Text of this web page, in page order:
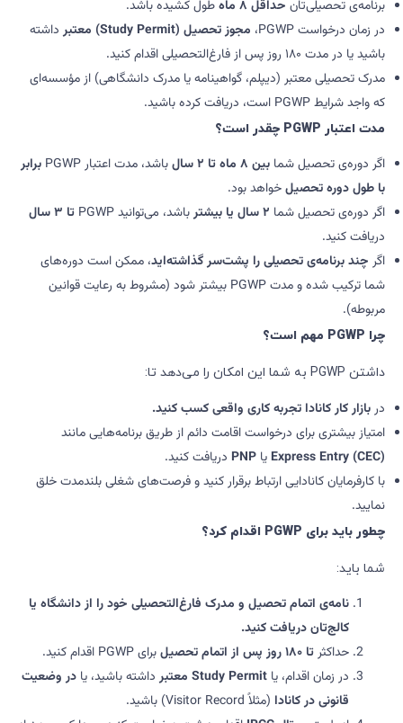
برنامه‌ی تحصیلی‌تان حداقل ۸ماهطول کشیده باشد.
در زمان درخواست PGWP،
مجوز تحصیل(Study Permit) معتبرداشته
باشید یا در مدت ۱۸۰ روز پس از فارغ‌التحصیلی اقدام کنید.
مدرک تحصیلی معتبر (دیپلم، گواهینامه یا مدرک دانشگاهی) از مؤسسه‌ای
که واجد شرایط PGWP است، دریافت کرده باشید.
مدت اعتبارPGWP چقدر است؟
اگر دوره‌ی تحصیل شما بین ۸ماه تا ۲سالباشد، مدت اعتبار PGWP
برابر
با طول دوره تحصیلخواهد بود.
اگر دوره‌ی تحصیل شما ۲ سال یا بیشترباشد، می‌توانید PGWP تا ۳سال
دریافت کنید.
اگر چند برنامه‌ی تحصیلی را پشت‌سر گذاشته‌اید، ممکن است دوره‌های
شما ترکیب شده و مدت PGWP بیشتر شود (مشروط به رعایت قوانین
مربوطه).
چراPGWP
مهم است؟
داشتن PGWP به شما این امکان را می‌دهد تا:
دربازار کار کانادا تجربه کاری واقعی کسب کنید.
امتیاز بیشتری برای درخواست اقامت دائم از طریق برنامه‌هایی مانند
Express Entry (CEC)یا PNPدریافت کنید.
با کارفرمایان کانادایی ارتباط برقرار کنید و فرصت‌های شغلی بلندمدت خلق
نمایید.
چطور باید برایPGWP
اقدام کرد؟
شما باید:
نامه‌ی اتمام تحصیل و مدرک فارغ‌التحصیلی خود را از دانشگاه یا
کالج‌تان دریافت کنید.
حداکثرتا ۱۸۰روز پس از اتمام تحصیلبرای PGWP اقدام کنید.
در زمان اقدام، یا Study Permit معتبرداشته باشید، یا در وضعیت
قانونی در کانادا(مثلاً Visitor Record) باشید.